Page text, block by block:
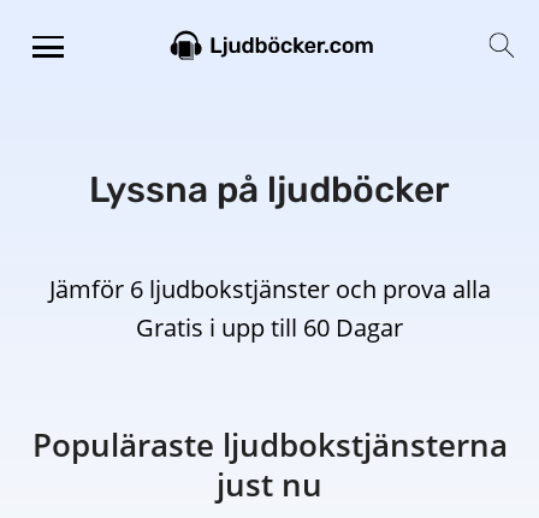
Lyssna på ljudböcker
Jämför 6 ljudbokstjänster och prova alla
Gratis i upp till 60 Dagar
Populäraste ljudbokstjänsterna
just nu